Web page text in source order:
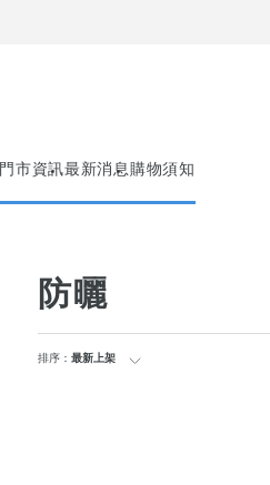
門市資訊最新消息購物須知
防曬
排序： 最新上架